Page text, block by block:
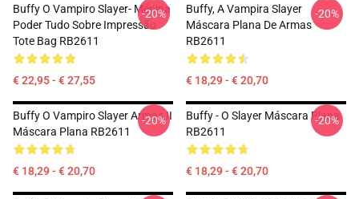
Buffy O Vampiro Slayer- Menina
Poder Tudo Sobre Impressão
Tote Bag RB2611
€ 22,95 - € 27,55
-20%
Buffy, A Vampira Slayer
Máscara Plana De Armas
RB2611
€ 18,29 - € 20,70
-20%
Buffy O Vampiro Slayer Armas II
Máscara Plana RB2611
€ 18,29 - € 20,70
-20%
Buffy - O Slayer Máscara Plana
RB2611
€ 18,29 - € 20,70
-20%